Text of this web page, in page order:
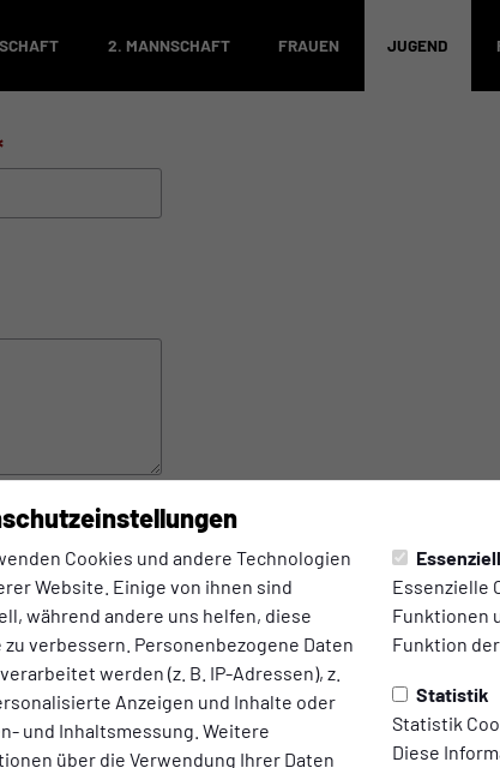
Cookies und andere Technologien
Website. Einige von ihnen sind
während andere uns helfen, diese
zu verbessern. Personenbezogene Daten
werden (z. B. IP-Adressen), z.
Anzeigen und Inhalte oder
und Inhaltsmessung. Weitere
über die Verwendung Ihrer Daten
Essenziell
Essenzielle
Funktionen
Funktion
Statistik
Statistik
Diese
2. MANNSCHAFT FRAUEN JUGEND
*